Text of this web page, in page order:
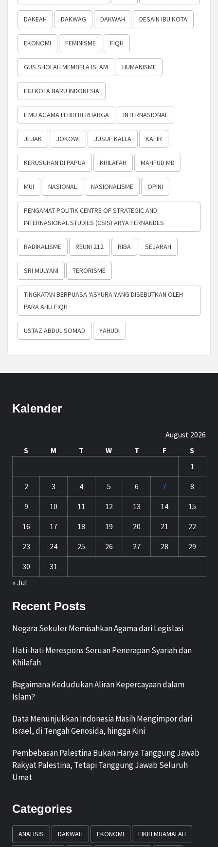
DAKEAH DAKWAG DAKWAH DESAIN IBU KOTA
EKONOMI FEMINISME FIQH
GUS SHOLAH MEMBELA ISLAM HUMANISME
IBU KOTA BARU INDONESIA
ILMU AGAMA LEBIH BERHARGA INTERNASIONAL
JEJAK JOKOWI JUSUF KALLA KAFIR
KERUSUHAN DI PAPUA KHILAFAH MAHFUD MD
MUI NASIONAL NASIONALISME OPINI
PENGAMAT POLITIK CENTRE OF STRATEGIC AND
INTERNASIONAL STUDIES (CSIS) ARYA FERNANDES
RADIKALISME REUNI 212 RIBA SEJARAH
SRI MULYANI TERORISME
TINGKATAN BERPUASA ‘ASYURA YANG DISEBUTKAN OLEH
PARA AHLI FIQH
USTAZ ABDUL SOMAD YAHUDI
Kalender
August 2026
S
M T W T F
S
1
2 3 4 5 6 7 8
9 10 11 12 13 14 15
16 17 18 19 20 21 22
23 24 25 26 27 28 29
30
31
« Jul
Recent Posts
Negara Sekuler Memisahkan Agama dari Legislasi
Hati-hati Merespons Seruan Penerapan Syariah dan
Khilafah
Bagaimana Kedudukan Aliran Kepercayaan dalam
Islam?
Data Menunjukkan Indonesia Masih Mengimpor dari
Israel, di Tengah Genosida, hingga Kini
Pembebasan Palestina Bukan Hanya Tanggung Jawab
Rakyat Palestina, Tetapi Tanggung Jawab Seluruh
Umat
Categories
ANALISIS DAKWAH EKONOMI FIKIH MUAMALAH